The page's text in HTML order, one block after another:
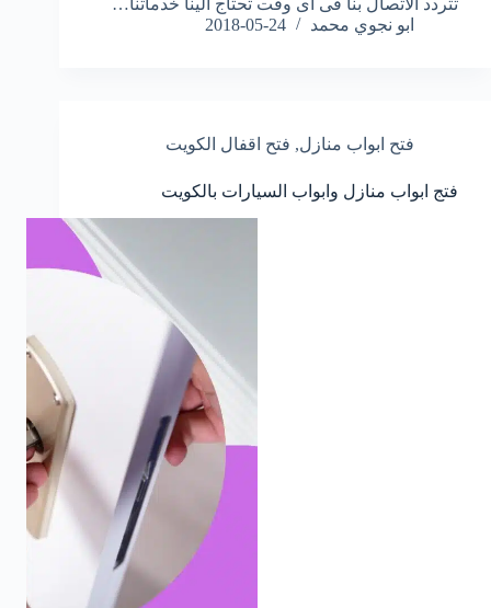
تتردد الاتصال بنا فى اى وقت تحتاج الينا خدماتنا…
ابو نجوي محمد
2018-05-24
فتح ابواب منازل, فتح اقفال الكويت
فتج ابواب منازل وابواب السيارات بالكويت